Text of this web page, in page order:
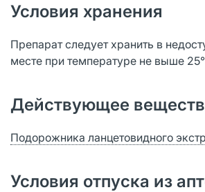
Условия хранения
Препарат следует хранить в
месте при температуре не выше
Действующее
Подорожника ланцетовидного
Условия отпуска из